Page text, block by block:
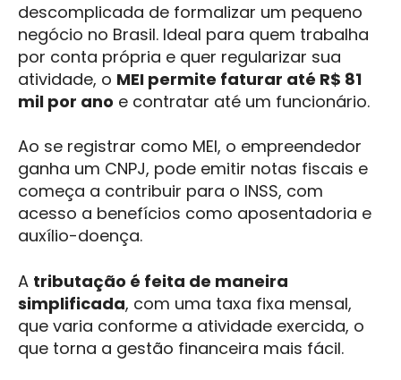
descomplicada de formalizar um pequeno
negócio no Brasil. Ideal para quem trabalha
por conta própria e quer regularizar sua
atividade, o MEI permite faturar até R$ 81
mil por ano e contratar até um funcionário.
Ao se registrar como MEI, o empreendedor
ganha um CNPJ, pode emitir notas fiscais e
começa a contribuir para o INSS, com
acesso a benefícios como aposentadoria e
auxílio-doença.
A tributação é feita de maneira
simplificada, com uma taxa fixa mensal,
que varia conforme a atividade exercida, o
que torna a gestão financeira mais fácil.